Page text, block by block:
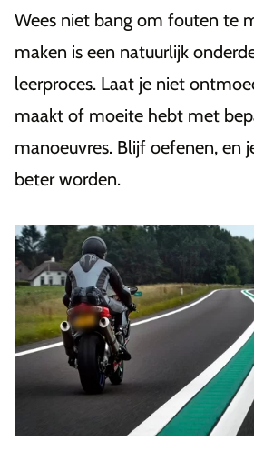
Wees niet bang om fouten te
maken is een natuurlijk
leerproces. Laat je niet
maakt of moeite hebt met
manoeuvres. Blijf oefenen, en
beter worden.